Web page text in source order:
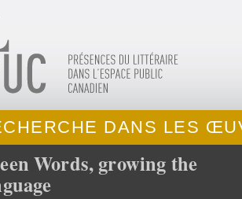
DANS LES
Words, growing the